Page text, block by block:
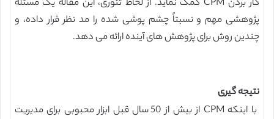
کار بردن CPM کمک نماید. از لحاظ تئوری، این مقاله یک مسئله
پژوهشی مهم و نسبتاً چشم پوشی شده را مد نظر قرار داده، و
چندین روش برای پژوهش های آینده ارائه می دهد.
نتیجه گیری
با اينكه CPM از بیش از 50 سال قبل ابزار محبوبی برای مدیریت